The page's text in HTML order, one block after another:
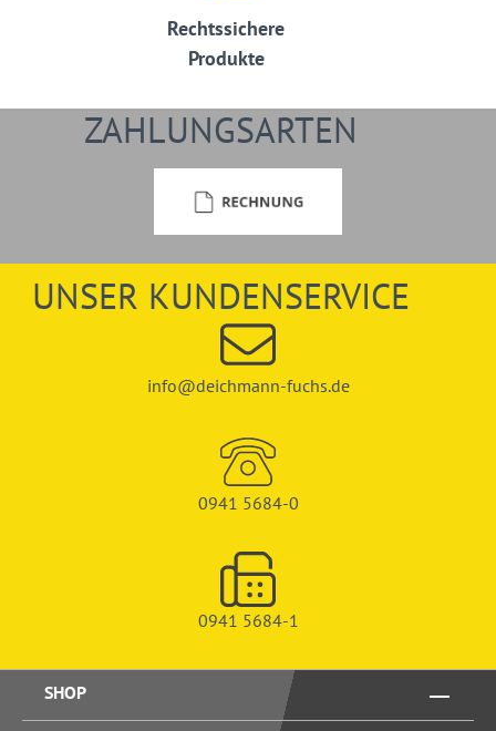
Rechtssichere
Produkte
ZAHLUNGSARTEN
UNSER KUNDENSERVICE
info@deichmann-fuchs.de
0941 5684-0
0941 5684-1
SHOP